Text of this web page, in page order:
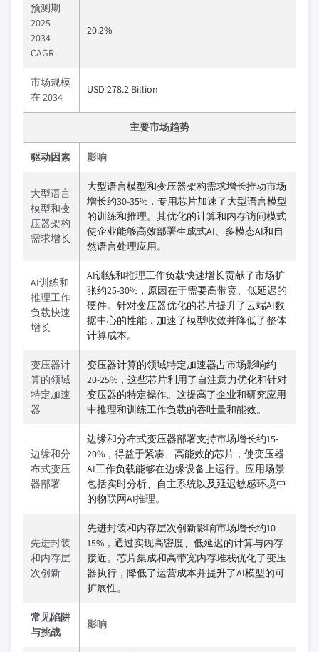
预测期
2025 -
2034
CAGR
20.2%
市场规模
在 2034
USD 278.2 Billion
主要市场趋势
驱动因素 影响
大型语言
模型和变
压器架构
需求增长
大型语言模型和变压器架构需求增长推动市场
增长约30-35%，专用芯片加速了大型语言模型
的训练和推理。其优化的计算和内存访问模式
使企业能够高效部署生成式AI、多模态AI和自
然语言处理应用。
AI训练和
推理工作
负载快速
增长
AI训练和推理工作负载快速增长贡献了市场扩
张约25-30%，原因在于需要高带宽、低延迟的
硬件。针对变压器优化的芯片提升了云端AI数
据中心的性能，加速了模型收敛并降低了整体
计算成本。
变压器计
算的领域
特定加速
器
变压器计算的领域特定加速器占市场影响约
20-25%，这些芯片利用了自注意力优化和针对
变压器的特定操作。这提高了企业和研究应用
中推理和训练工作负载的吞吐量和能效。
边缘和分
布式变压
器部署
边缘和分布式变压器部署支持市场增长约15-
20%，得益于紧凑、高能效的芯片，使变压器
AI工作负载能够在边缘设备上运行。应用场景
包括实时分析、自主系统以及延迟敏感环境中
的物联网AI推理。
先进封装
和内存层
次创新
先进封装和内存层次创新影响市场增长约10-
15%，通过实现高密度、低延迟的计算与内存
接近。芯片集成和高带宽内存堆栈优化了变压
器执行，降低了运营成本并提升了AI模型的可
扩展性。
常见陷阱
与挑战
影响